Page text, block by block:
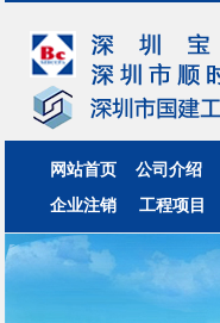
网站首页 公司介绍
企业注销
工程项目